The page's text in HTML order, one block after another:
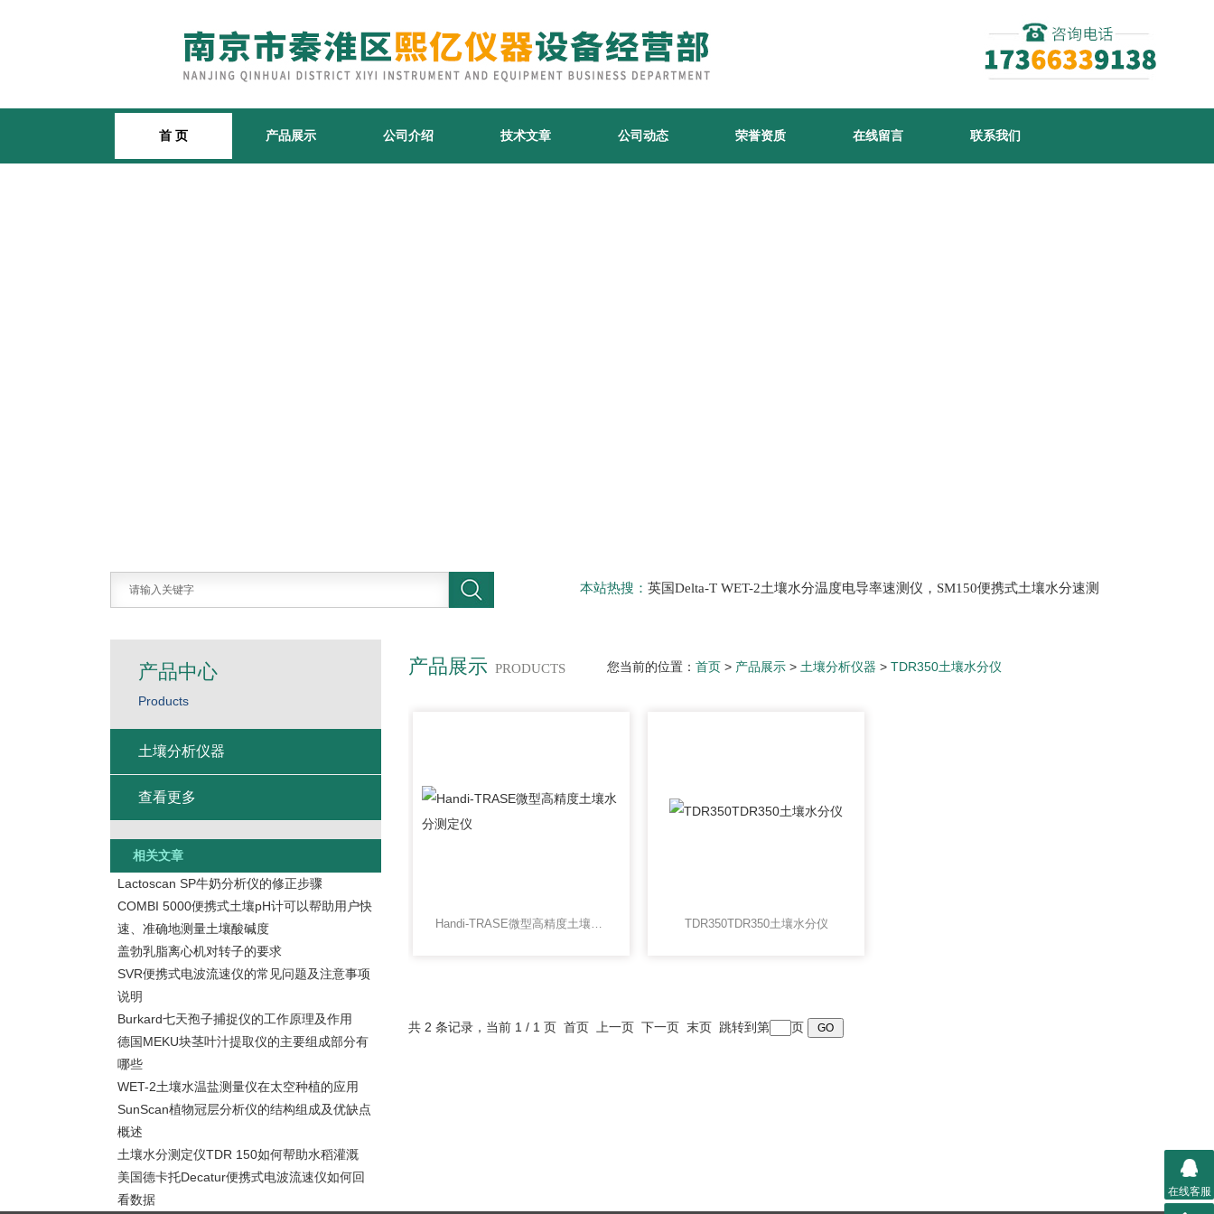
首 页 产品展示 公司介绍 技术文章 公司动态 荣誉资质 在线留言 联系我们
本站热搜： 英国Delta-T WET-2土壤水分温度电导率速测仪，SM150便携式土壤水分速测
产品展示 PRODUCTS 您当前的位置： 首页 > 产品展示 > 土壤分析仪器 > TDR350土壤水分仪
Handi-TRASE微型高精度土壤水分测定仪 TDR350TDR350土壤水分仪
共 2 条记录，当前 1 / 1 页 首页 上一页 下一页 末页 跳转到第 页
产品中心
Products
土壤分析仪器
查看更多
相关文章
Lactoscan SP牛奶分析仪的修正步骤
COMBI 5000便携式土壤pH计可以帮助用户快
速、准确地测量土壤酸碱度
盖勃乳脂离心机对转子的要求
SVR便携式电波流速仪的常见问题及注意事项
说明
Burkard七天孢子捕捉仪的工作原理及作用
德国MEKU块茎叶汁提取仪的主要组成部分有
哪些
WET-2土壤水温盐测量仪在太空种植的应用
SunScan植物冠层分析仪的结构组成及优缺点
概述
土壤水分测定仪TDR 150如何帮助水稻灌溉
美国德卡托Decatur便携式电波流速仪如何回
看数据
在线客服